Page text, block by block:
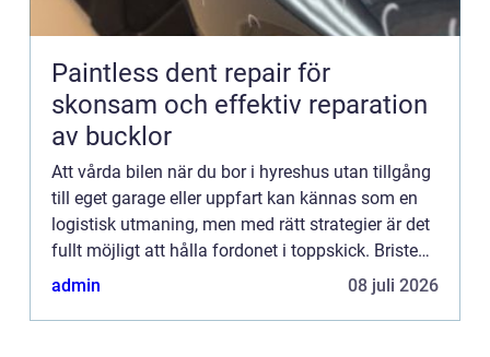
Paintless dent repair för
skonsam och effektiv reparation
av bucklor
Att vårda bilen när du bor i hyreshus utan tillgång
till eget garage eller uppfart kan kännas som en
logistisk utmaning, men med rätt strategier är det
fullt möjligt att hålla fordonet i toppskick. Bristen
p...
admin 08 juli 2026